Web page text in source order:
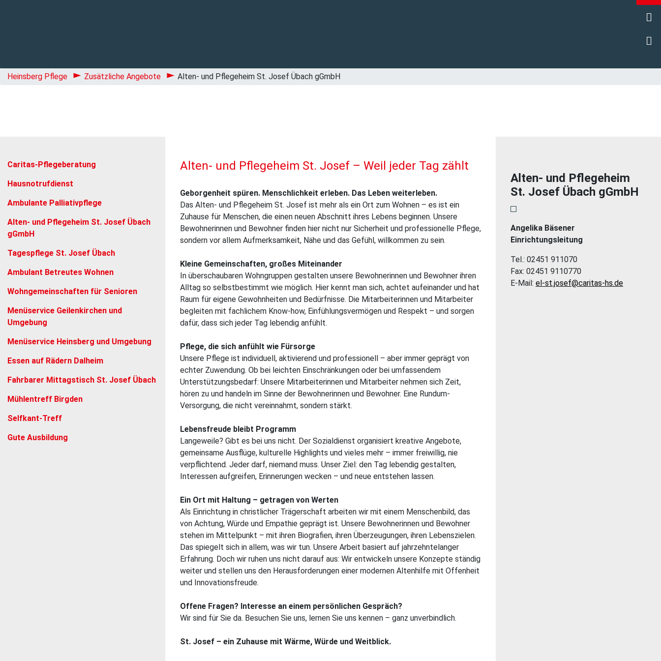
Heinsberg Pflege Zusätzliche Angebote Alten- und Pflegeheim St. Josef Übach gGmbH
Caritas-Pflegeberatung
Hausnotruf­dienst
Ambulante Palliativpflege
Alten- und Pflegeheim St. Josef Übach
gGmbH
Tagespflege St. Josef Übach
Ambulant Betreutes Wohnen
Wohngemein­schaften für Senioren
Menüservice Geilenkirchen und
Umgebung
Menüservice Heinsberg und Umgebung
Essen auf Rädern Dalheim
Fahrbarer Mittagstisch St. Josef Übach
Mühlentreff Birgden
Selfkant-Treff
Gute Ausbildung
Alten- und Pflegeheim St. Josef – Weil jeder Tag zählt
Geborgenheit spüren. Menschlichkeit erleben. Das Leben weiterleben.
Das Alten- und Pflegeheim St. Josef ist mehr als ein Ort zum Wohnen – es ist ein
Zuhause für Menschen, die einen neuen Abschnitt ihres Lebens beginnen. Unsere
Bewohnerinnen und Bewohner finden hier nicht nur Sicherheit und professionelle Pflege,
sondern vor allem Aufmerksamkeit, Nähe und das Gefühl, willkommen zu sein.
Kleine Gemeinschaften, großes Miteinander
In überschaubaren Wohngruppen gestalten unsere Bewohnerinnen und Bewohner ihren
Alltag so selbstbestimmt wie möglich. Hier kennt man sich, achtet aufeinander und hat
Raum für eigene Gewohnheiten und Bedürfnisse. Die Mitarbeiterinnen und Mitarbeiter
begleiten mit fachlichem Know-how, Einfühlungsvermögen und Respekt – und sorgen
dafür, dass sich jeder Tag lebendig anfühlt.
Pflege, die sich anfühlt wie Fürsorge
Unsere Pflege ist individuell, aktivierend und professionell – aber immer geprägt von
echter Zuwendung. Ob bei leichten Einschränkungen oder bei umfassendem
Unterstützungsbedarf: Unsere Mitarbeiterinnen und Mitarbeiter nehmen sich Zeit,
hören zu und handeln im Sinne der Bewohnerinnen und Bewohner. Eine Rundum-
Versorgung, die nicht vereinnahmt, sondern stärkt.
Lebensfreude bleibt Programm
Langeweile? Gibt es bei uns nicht. Der Sozialdienst organisiert kreative Angebote,
gemeinsame Ausflüge, kulturelle Highlights und vieles mehr – immer freiwillig, nie
verpflichtend. Jeder darf, niemand muss. Unser Ziel: den Tag lebendig gestalten,
Interessen aufgreifen, Erinnerungen wecken – und neue entstehen lassen.
Ein Ort mit Haltung – getragen von Werten
Als Einrichtung in christlicher Trägerschaft arbeiten wir mit einem Menschenbild, das
von Achtung, Würde und Empathie geprägt ist. Unsere Bewohnerinnen und Bewohner
stehen im Mittelpunkt – mit ihren Biografien, ihren Überzeugungen, ihren Lebenszielen.
Das spiegelt sich in allem, was wir tun. Unsere Arbeit basiert auf jahrzehntelanger
Erfahrung. Doch wir ruhen uns nicht darauf aus: Wir entwickeln unsere Konzepte ständig
weiter und stellen uns den Herausforderungen einer modernen Altenhilfe mit Offenheit
und Innovationsfreude.
Offene Fragen? Interesse an einem persönlichen Gespräch?
Wir sind für Sie da. Besuchen Sie uns, lernen Sie uns kennen – ganz unverbindlich.
St. Josef – ein Zuhause mit Wärme, Würde und Weitblick.
Alten- und Pflegeheim
St. Josef Übach gGmbH
Angelika Bäsener
Einrichtungsleitung
Tel.: 02451 911070
Fax: 02451 9110770
E-Mail: el-st.josef@caritas-hs.de